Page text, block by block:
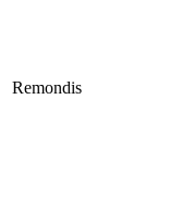
Remondis